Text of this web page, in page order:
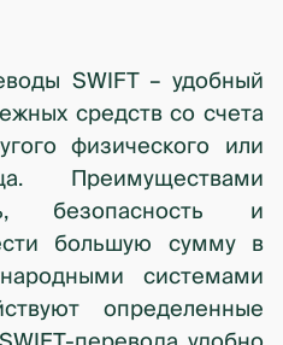
SWIFT – удобный
средств со счета
физического или
Преимуществами
безопасность и
большую сумму в
системами
определенные